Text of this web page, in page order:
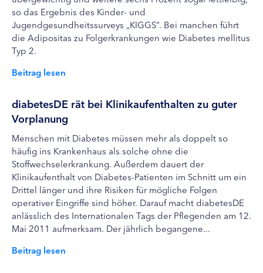
so das Ergebnis des Kinder- und
Jugendgesundheitssurveys „KIGGS“. Bei manchen führt
die Adipositas zu Folgerkrankungen wie Diabetes mellitus
Typ 2.
Beitrag lesen
diabetesDE rät bei Klinikaufenthalten zu guter
Vorplanung
Menschen mit Diabetes müssen mehr als doppelt so
häufig ins Krankenhaus als solche ohne die
Stoffwechselerkrankung. Außerdem dauert der
Klinikaufenthalt von Diabetes-Patienten im Schnitt um ein
Drittel länger und ihre Risiken für mögliche Folgen
operativer Eingriffe sind höher. Darauf macht diabetesDE
anlässlich des Internationalen Tags der Pflegenden am 12.
Mai 2011 aufmerksam. Der jährlich begangene...
Beitrag lesen